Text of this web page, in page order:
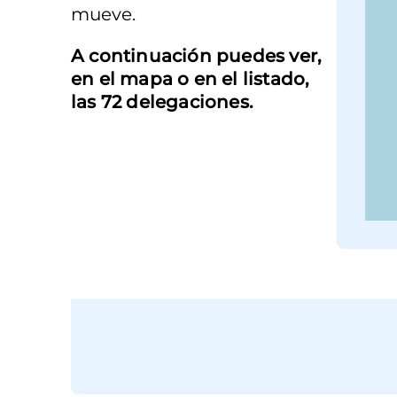
mueve.
A continuación puedes ver,
en el mapa o en el listado,
las 72 delegaciones.